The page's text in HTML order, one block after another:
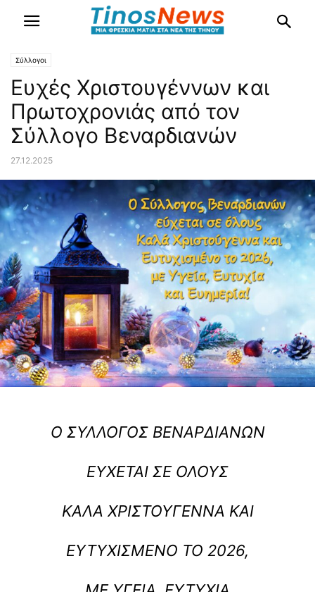
Σύλλογοι
Ευχές Χριστουγέννων και
Πρωτοχρονιάς από τον
Σύλλογο Βεναρδιανών
27.12.2025
Ο ΣΎΛΛΟΓΟΣ ΒΕΝΑΡΔΙΑΝΏΝ
ΕΎΧΕΤΑΙ ΣΕ ΌΛΟΥΣ
ΚΑΛΆ ΧΡΙΣΤΟΎΓΕΝΝΑ ΚΑΙ
ΕΥΤΥΧΙΣΜΈΝΟ ΤΟ 2026,